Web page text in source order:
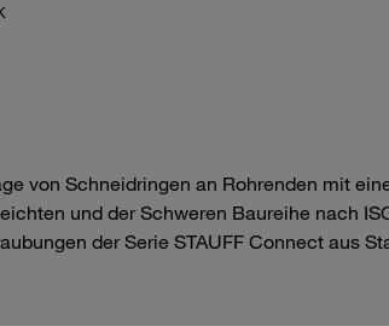
von Schneidringen an Rohrenden mit
und der Schweren Baureihe nach
der Serie STAUFF Connect aus